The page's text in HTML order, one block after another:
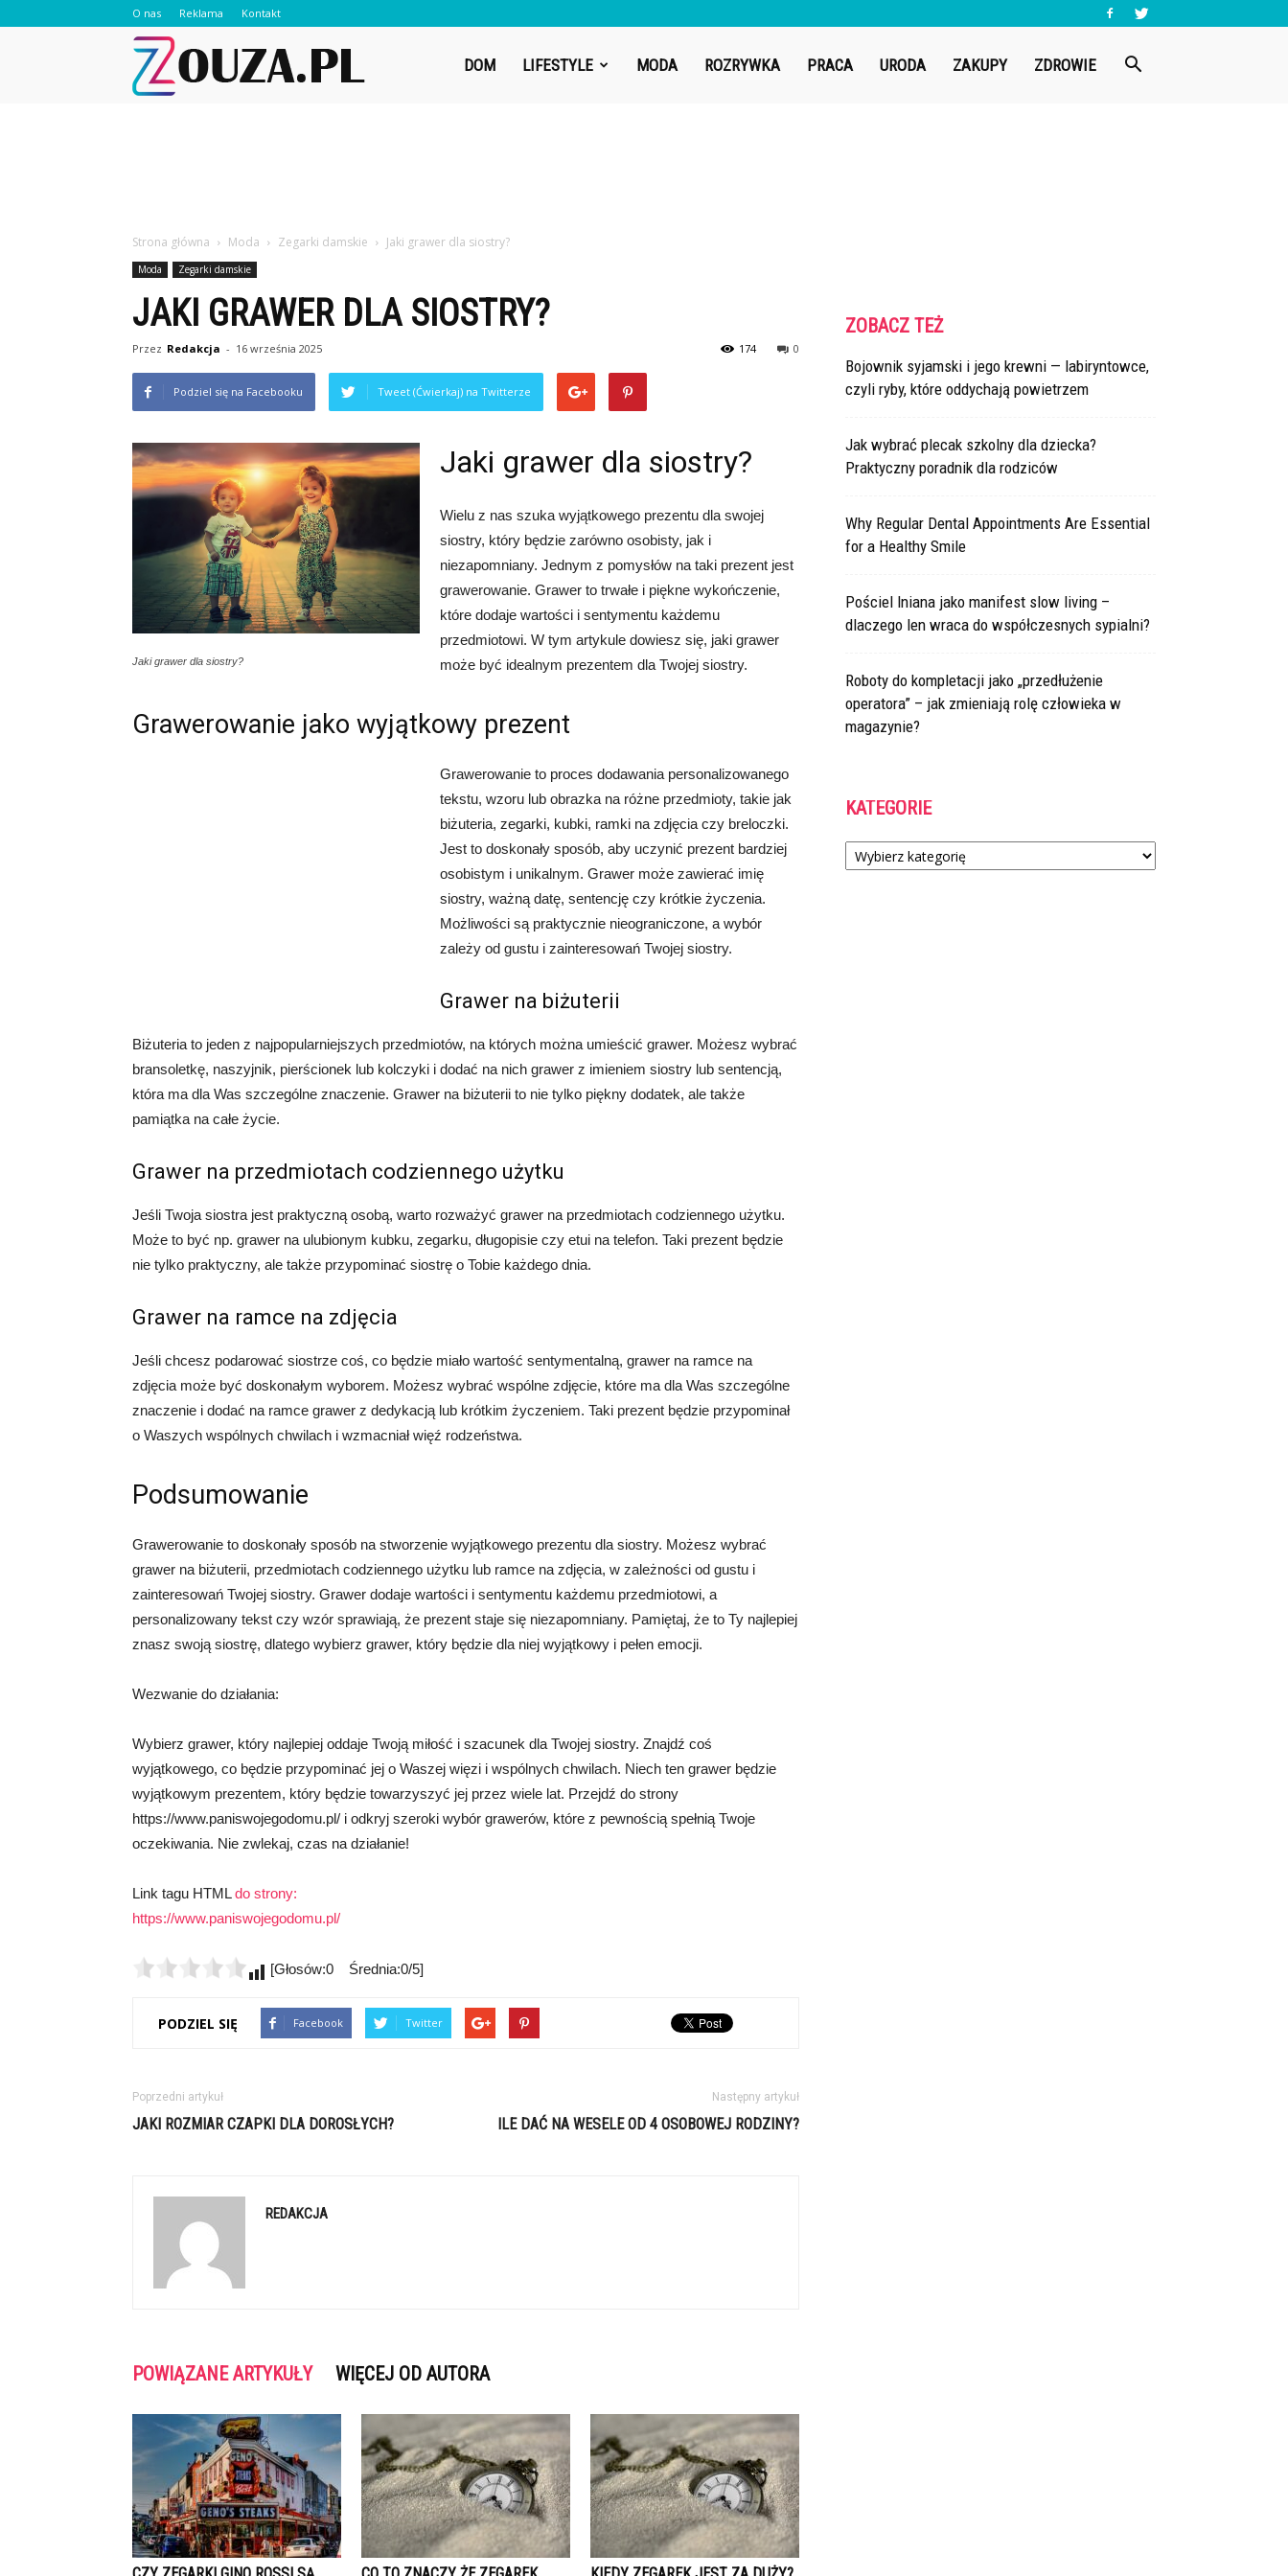
O nas Reklama Kontakt
DOM LIFESTYLE MODA ROZRYWKA PRACA URODA ZAKUPY ZDROWIE
Strona główna Moda Zegarki damskie Jaki grawer dla siostry?
Moda Zegarki damskie
JAKI GRAWER DLA SIOSTRY?
Przez Redakcja - 16 września 2025 0
174
Podziel się na Facebooku Tweet (Ćwierkaj) na Twitterze
Jaki grawer dla siostry?
Jaki grawer dla siostry?
Wielu z nas szuka wyjątkowego prezentu dla swojej
siostry, który będzie zarówno osobisty, jak i
niezapomniany. Jednym z pomysłów na taki prezent jest
grawerowanie. Grawer to trwałe i piękne wykończenie,
które dodaje wartości i sentymentu każdemu
przedmiotowi. W tym artykule dowiesz się, jaki grawer
może być idealnym prezentem dla Twojej siostry.
Grawerowanie jako wyjątkowy prezent
Grawerowanie to proces dodawania personalizowanego
tekstu, wzoru lub obrazka na różne przedmioty, takie jak
biżuteria, zegarki, kubki, ramki na zdjęcia czy breloczki.
Jest to doskonały sposób, aby uczynić prezent bardziej
osobistym i unikalnym. Grawer może zawierać imię
siostry, ważną datę, sentencję czy krótkie życzenia.
Możliwości są praktycznie nieograniczone, a wybór
zależy od gustu i zainteresowań Twojej siostry.
Grawer na biżuterii
Biżuteria to jeden z najpopularniejszych przedmiotów, na których można umieścić grawer. Możesz wybrać
bransoletkę, naszyjnik, pierścionek lub kolczyki i dodać na nich grawer z imieniem siostry lub sentencją,
która ma dla Was szczególne znaczenie. Grawer na biżuterii to nie tylko piękny dodatek, ale także
pamiątka na całe życie.
Grawer na przedmiotach codziennego użytku
Jeśli Twoja siostra jest praktyczną osobą, warto rozważyć grawer na przedmiotach codziennego użytku.
Może to być np. grawer na ulubionym kubku, zegarku, długopisie czy etui na telefon. Taki prezent będzie
nie tylko praktyczny, ale także przypominać siostrę o Tobie każdego dnia.
Grawer na ramce na zdjęcia
Jeśli chcesz podarować siostrze coś, co będzie miało wartość sentymentalną, grawer na ramce na
zdjęcia może być doskonałym wyborem. Możesz wybrać wspólne zdjęcie, które ma dla Was szczególne
znaczenie i dodać na ramce grawer z dedykacją lub krótkim życzeniem. Taki prezent będzie przypominał
o Waszych wspólnych chwilach i wzmacniał więź rodzeństwa.
Podsumowanie
Grawerowanie to doskonały sposób na stworzenie wyjątkowego prezentu dla siostry. Możesz wybrać
grawer na biżuterii, przedmiotach codziennego użytku lub ramce na zdjęcia, w zależności od gustu i
zainteresowań Twojej siostry. Grawer dodaje wartości i sentymentu każdemu przedmiotowi, a
personalizowany tekst czy wzór sprawiają, że prezent staje się niezapomniany. Pamiętaj, że to Ty najlepiej
znasz swoją siostrę, dlatego wybierz grawer, który będzie dla niej wyjątkowy i pełen emocji.
Wezwanie do działania:
Wybierz grawer, który najlepiej oddaje Twoją miłość i szacunek dla Twojej siostry. Znajdź coś
wyjątkowego, co będzie przypominać jej o Waszej więzi i wspólnych chwilach. Niech ten grawer będzie
wyjątkowym prezentem, który będzie towarzyszyć jej przez wiele lat. Przejdź do strony
https://www.paniswojegodomu.pl/ i odkryj szeroki wybór grawerów, które z pewnością spełnią Twoje
oczekiwania. Nie zwlekaj, czas na działanie!
Link tagu HTMLdo strony:
https://www.paniswojegodomu.pl/
[Głosów:0 Średnia:0/5]
PODZIEL SIĘ Facebook Twitter
Poprzedni artykuł
JAKI ROZMIAR CZAPKI DLA DOROSŁYCH?
Następny artykuł
ILE DAĆ NA WESELE OD 4 OSOBOWEJ RODZINY?
REDAKCJA
POWIĄZANE ARTYKUŁY WIĘCEJ OD AUTORA
ZOBACZ TEŻ
Bojownik syjamski i jego krewni — labiryntowce,
czyli ryby, które oddychają powietrzem
Jak wybrać plecak szkolny dla dziecka?
Praktyczny poradnik dla rodziców
Why Regular Dental Appointments Are Essential
for a Healthy Smile
Pościel lniana jako manifest slow living –
dlaczego len wraca do współczesnych sypialni?
Roboty do kompletacji jako „przedłużenie
operatora” – jak zmieniają rolę człowieka w
magazynie?
KATEGORIE
Kategorie